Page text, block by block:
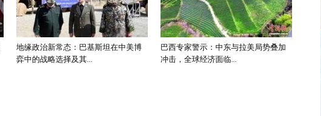
地缘政治新常态：巴基斯坦在中美博
弈中的战略选择及其...
巴西专家警示：中东与拉美局势叠加
冲击，全球经济面临...